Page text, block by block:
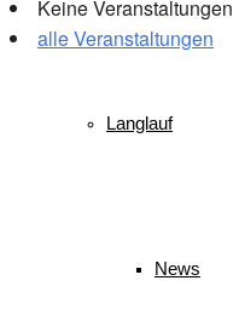
Langlauf
News
Keine Veranstaltungen
alle Veranstaltungen